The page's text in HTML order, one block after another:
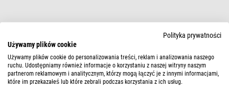
pokaż więcej...
DANE TECHNICZNE
Polityka prywatności
Używamy plików cookie
Używamy plików cookie do personalizowania treści, reklam i analizowania naszego
ruchu. Udostępniamy również informacje o korzystaniu z naszej witryny naszym
partnerom reklamowym i analitycznym, którzy mogą łączyć je z innymi informacjami,
które im przekazałeś lub które zebrali podczas korzystania z ich usług.